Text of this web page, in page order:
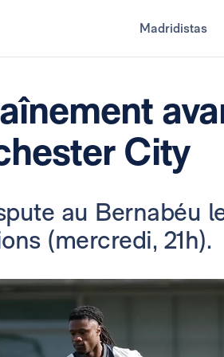
Madridistas
City
au Bernabéu
(mercredi, 21h).